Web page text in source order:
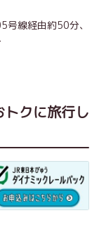
線経由約50分、
クに旅行し